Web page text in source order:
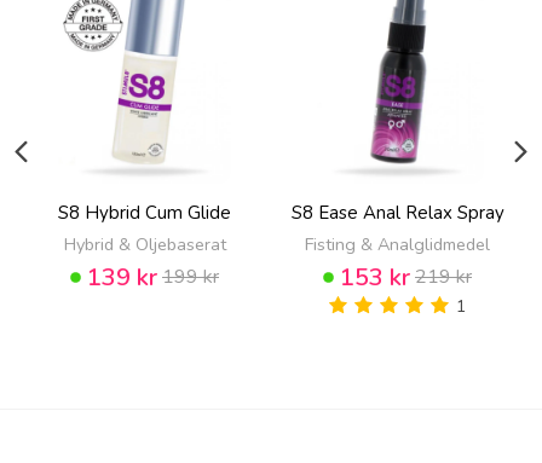
S8 Hybrid Cum Glide
Hybrid & Oljebaserat
139 kr199 kr
S8 Ease Anal Relax Spray
Fisting & Analglidmedel
153 kr219 kr
1